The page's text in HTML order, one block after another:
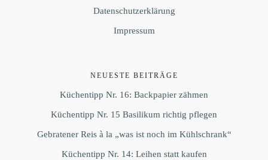
Datenschutzerklärung
Impressum
NEUESTE BEITRÄGE
Küchentipp Nr. 16: Backpapier zähmen
Küchentipp Nr. 15 Basilikum richtig pflegen
Gebratener Reis à la „was ist noch im Kühlschrank“
Küchentipp Nr. 14: Leihen statt kaufen